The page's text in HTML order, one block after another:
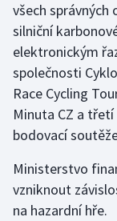
Lezení
Lyže a
Moderní pětiboj
Motorsport
Olympijské hry
Parasport
všech správných
silniční
elektronickým
společnosti
Race Cycling
Minuta CZ a třetí
bodovací
Ministerstvo
vzniknout
na hazardní hře.